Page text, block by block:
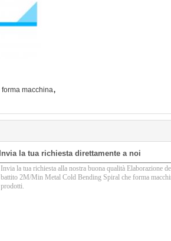
macchina,
Invia la tua richiesta direttamente a noi